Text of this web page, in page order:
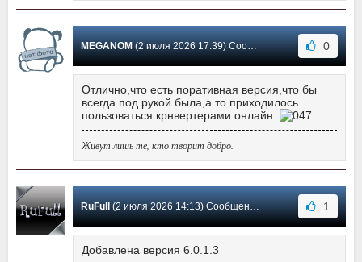
MEGANOM(2 июля 2026 17:39) Сообщение #1557 0
Отлично,что есть поративная версия,что бы
всегда под рукой была,а то приходилось
пользоваться крнвертерами онлайн.
Живут лишь те, кто творит добро.
RuFull(2 июля 2026 14:13) Сообщение #1556 1
Добавлена версия 6.0.1.3